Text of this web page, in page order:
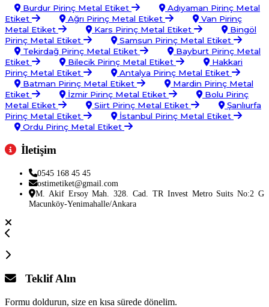
Burdur Pirinç Metal Etiket
Adıyaman Pirinç Metal
Etiket
Ağrı Pirinç Metal Etiket
Van Pirinç
Metal Etiket
Kars Pirinç Metal Etiket
Bingöl
Pirinç Metal Etiket
Samsun Pirinç Metal Etiket
Tekirdağ Pirinç Metal Etiket
Bayburt Pirinç Metal
Etiket
Bilecik Pirinç Metal Etiket
Hakkari
Pirinç Metal Etiket
Antalya Pirinç Metal Etiket
Batman Pirinç Metal Etiket
Mardin Pirinç Metal
Etiket
İzmir Pirinç Metal Etiket
Bolu Pirinç
Metal Etiket
Siirt Pirinç Metal Etiket
Şanlıurfa
Pirinç Metal Etiket
İstanbul Pirinç Metal Etiket
Ordu Pirinç Metal Etiket
İletişim
0545 168 45 45
ostimetiket@gmail.com
M. Akif Ersoy Mah. 328. Cad. TR Invest Metro Suits No:2 G
Macunköy-Yenimahalle/Ankara
Teklif Alın
Formu doldurun, size en kısa sürede dönelim.